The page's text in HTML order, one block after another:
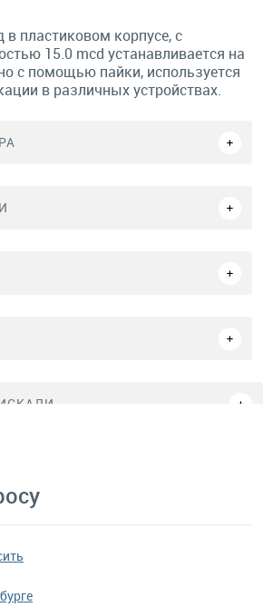
пластиковом корпусе, с
15.0 mcd устанавливается на
с помощью пайки, используется
в различных устройствах.